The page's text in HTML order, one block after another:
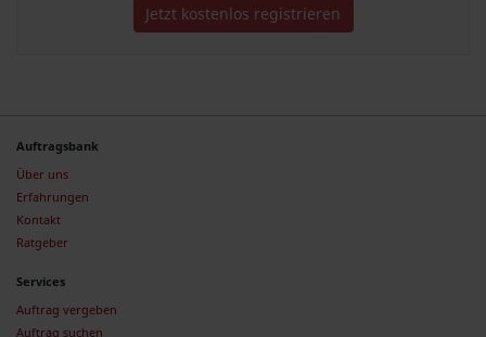
Jetzt kostenlos registrieren
Auftragsbank
Über uns
Erfahrungen
Kontakt
Ratgeber
Services
Auftrag vergeben
Auftrag suchen